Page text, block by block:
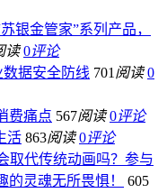
银金管家”系列产品，
读 0评论
数据安全防线 701 阅读 0
费痛点 567阅读 0评论
活 863阅读 0评论
取代传统动画吗？参与
灵魂无所畏惧！
605